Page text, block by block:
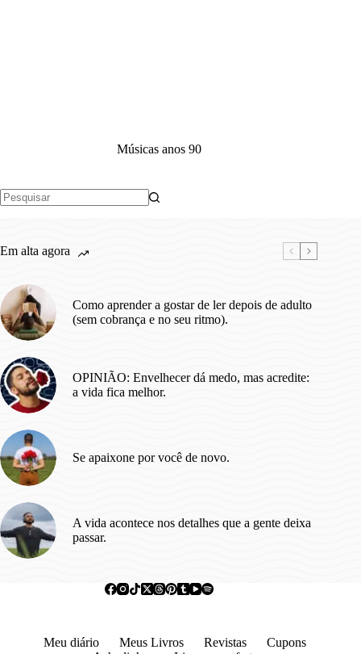
Músicas anos 90
Em alta agora
Como aprender a gostar de ler depois de adulto
(sem cobrança e no seu ritmo).
OPINIÃO: Envelhecer dá medo, mas acredite:
a vida fica melhor.
Se apaixone por você de novo.
A vida acontece nos detalhes que a gente deixa
passar.
Meu diário Meus Livros Revistas
Cupons